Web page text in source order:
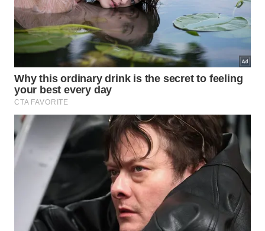
Kit Essencial de Limpeza
Itens indispensáveis
Separe estes materiais básicos antes de
começar o procedimento prático no
banheiro:
Vinagre branco de álcool puro;
Borrifador plástico de tamanho
comum;
3 Pano de microfibra totalmente macio.